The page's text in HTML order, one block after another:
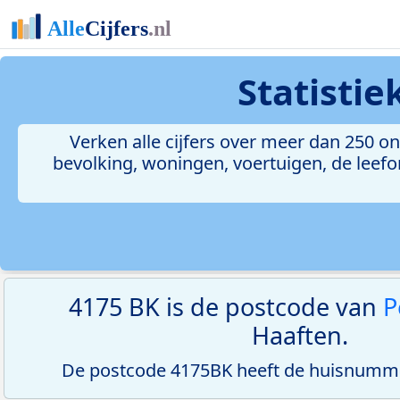
Verken alle cijfers over meer dan 250
bevolking, woningen, voertuigen, de
4175 BK is de postcode van
Haaften.
De postcode 4175BK heeft de